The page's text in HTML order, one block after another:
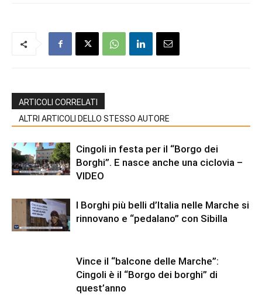
ARTICOLI CORRELATI
ALTRI ARTICOLI DELLO STESSO AUTORE
Cingoli in festa per il “Borgo dei
Borghi”. E nasce anche una ciclovia –
VIDEO
I Borghi più belli d’Italia nelle Marche si
rinnovano e “pedalano” con Sibilla
Vince il “balcone delle Marche”:
Cingoli è il “Borgo dei borghi” di
quest’anno